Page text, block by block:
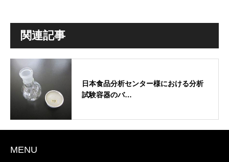
関連記事
日本食品分析センター様における分析
試験容器のバ…
MENU